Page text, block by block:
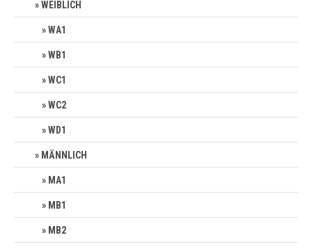
WEIBLICH
WA1
WB1
WC1
WC2
WD1
MÄNNLICH
MA1
MB1
MB2